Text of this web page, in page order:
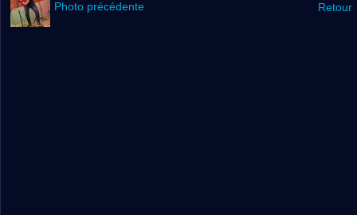
Photo précédente Retour